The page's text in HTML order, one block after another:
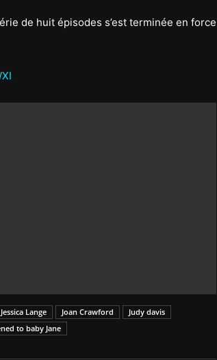
de huit épisodes s’est terminée en force
Jessica Lange Joan Crawford
Judy davis
to baby Jane